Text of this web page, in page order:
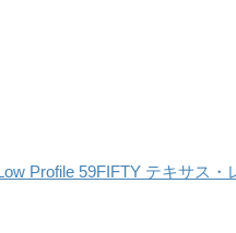
Profile 59FIFTY テキサス